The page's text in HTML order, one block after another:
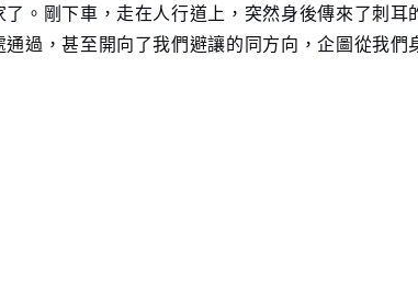
。剛下車，走在人行道上，突然身後傳來了刺耳
過，甚至開向了我們避讓的同方向，企圖從我們